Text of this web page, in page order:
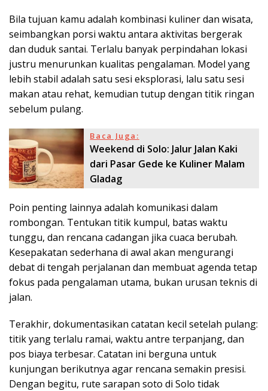
Bila tujuan kamu adalah kombinasi kuliner dan wisata,
seimbangkan porsi waktu antara aktivitas bergerak
dan duduk santai. Terlalu banyak perpindahan lokasi
justru menurunkan kualitas pengalaman. Model yang
lebih stabil adalah satu sesi eksplorasi, lalu satu sesi
makan atau rehat, kemudian tutup dengan titik ringan
sebelum pulang.
Baca Juga:
Weekend di Solo: Jalur Jalan Kaki
dari Pasar Gede ke Kuliner Malam
Gladag
Poin penting lainnya adalah komunikasi dalam
rombongan. Tentukan titik kumpul, batas waktu
tunggu, dan rencana cadangan jika cuaca berubah.
Kesepakatan sederhana di awal akan mengurangi
debat di tengah perjalanan dan membuat agenda tetap
fokus pada pengalaman utama, bukan urusan teknis di
jalan.
Terakhir, dokumentasikan catatan kecil setelah pulang:
titik yang terlalu ramai, waktu antre terpanjang, dan
pos biaya terbesar. Catatan ini berguna untuk
kunjungan berikutnya agar rencana semakin presisi.
Dengan begitu, rute sarapan soto di Solo tidak